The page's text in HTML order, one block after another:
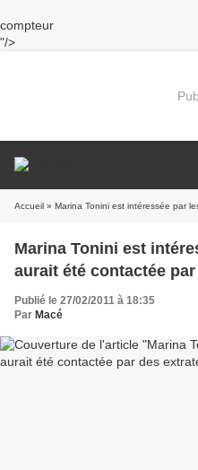
compteur
"/>
Accueil » Marina Tonini est intéressée par les
Marina Tonini est
aurait été contactée
Publié le 27/02/2011 à 18:35
Par Macé